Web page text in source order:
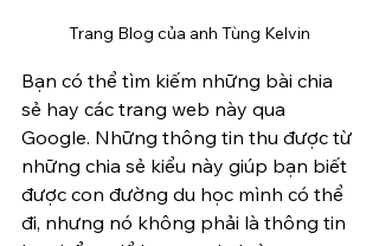
Trang Blog của anh Tùng Kelvin
Bạn có thể tìm kiếm những bài chia
sẻ hay các trang web này qua
Google. Những thông tin thu được từ
những chia sẻ kiểu này giúp bạn biết
được con đường du học mình có thể
đi, nhưng nó không phải là thông tin